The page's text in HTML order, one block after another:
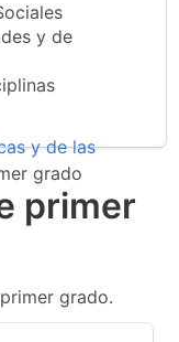
y de
y de las
grado
primer
grado.